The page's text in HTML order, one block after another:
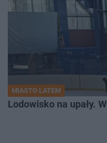
MIASTO LATEM
Lodowisko na upały.